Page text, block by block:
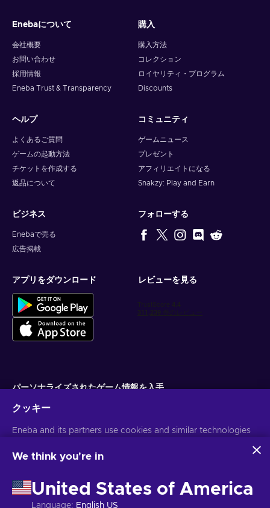
Note: You can choose one currency at a time and can only
redeem your whole voucher at once. Once you’ve done that,
you should give it up to 30 minutes for your cryptocurrency
to arrive in your wallet. After that, you can use your new
Enebaについて
会社概要
お問い合わせ
採用情報
Eneba Trust & Transparency
購入
購入方法
コレクション
ロイヤリティ・プログラム
Discounts
ヘルプ
よくあるご質問
ゲームの起動方法
チケットを作成する
返品について
コミュニティ
ゲームニュース
プレゼント
アフィリエイトになる
Snakzy: Play and Earn
ビジネス
Enebaで売る
広告掲載
フォローする
アプリをダウンロード レビューを見る
パーソナライズされたゲーム情報を入手
配信停止はいつでも可能です。詳しくは個人情報保護方針をご覧くださ
クッキー
Eneba and its partners use cookies and similar technologies
website. We use this information to enhance content,
may also be used for ads personalization.
By clicking 'Accept all', you consent to the use of these
technologies by Eneba and its partners. You can adjust your
We think you're in
United States of America
Language: English US